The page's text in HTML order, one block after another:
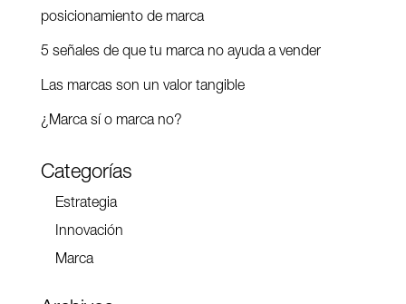
posicionamiento de marca
5 señales de que tu marca no ayuda a vender
Las marcas son un valor tangible
¿Marca sí o marca no?
Categorías
Estrategia
Innovación
Marca